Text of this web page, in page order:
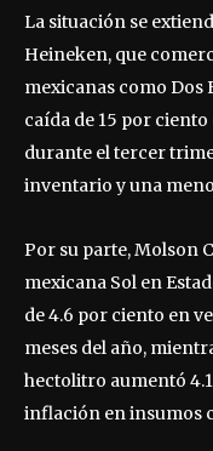
La situación se
Heineken, que
mexicanas como Dos
caída de 15 por
durante el tercer
inventario y una
Por su parte, Molson
mexicana Sol en
de 4.6 por ciento en
meses del año,
hectolitro aumentó
inflación en insumos